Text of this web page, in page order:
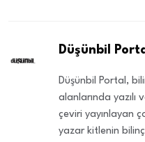
Düşünbil
Düşünbil Portal,
alanlarında yazılı
çeviri yayınlayan
yazar kitlenin